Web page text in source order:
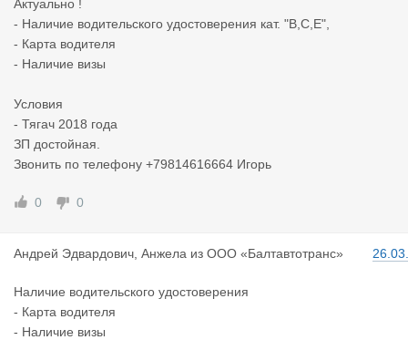
Актуально !
- Наличие водительского удостоверения кат. "В,С,Е",
- Карта водителя
- Наличие визы
Условия
- Тягач 2018 года
ЗП достойная.
Звонить по телефону +79814616664 Игорь
0 0
Андрей Эдвардович, Анжела из ООО «Балтавтотранс»
Наличие водительского удостоверения
- Карта водителя
- Наличие визы